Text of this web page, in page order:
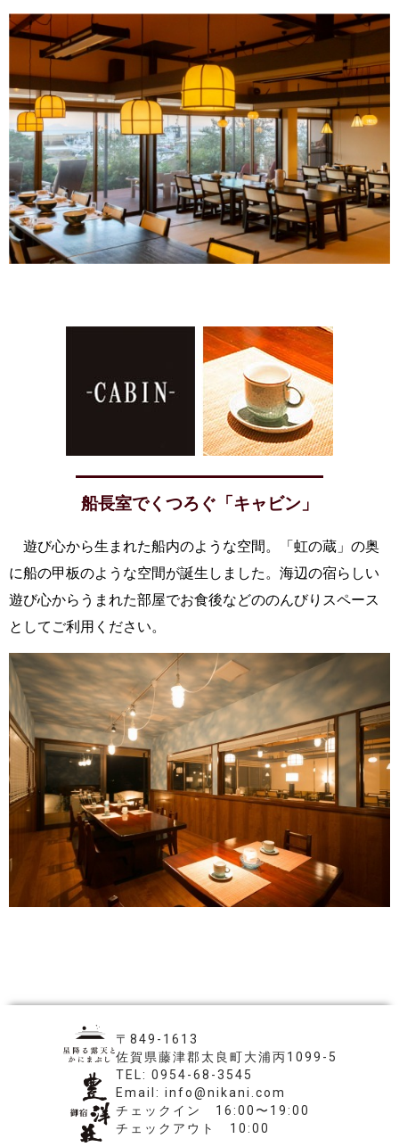
船長室でくつろぐ「キャビン」
遊び心から生まれた船内のような空間。「虹の蔵」の奥
に船の甲板のような空間が誕生しました。海辺の宿らしい
遊び心からうまれた部屋でお食後などののんびりスペース
としてご利用ください。
〒849-1613
佐賀県藤津郡太良町大浦丙1099-5
TEL: 0954-68-3545
Email: info@nikani.com
チェックイン 16:00〜19:00
チェックアウト 10:00